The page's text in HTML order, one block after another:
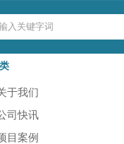
于我们
司快讯
目案例